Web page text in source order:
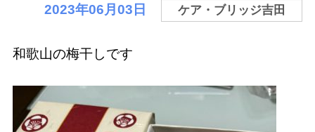
2023年06月03日 ケア・ブリッジ吉田
和歌山の梅干しです